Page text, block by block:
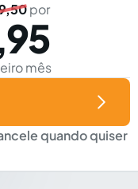
por
mês
quando quiser